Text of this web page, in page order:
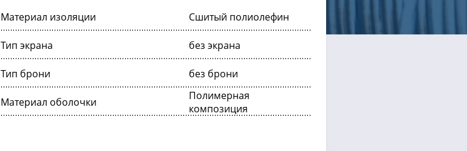
Материал изоляции Сшитый полиолефин
Тип экрана без экрана
Тип брони без брони
Материал оболочки
Полимерная
композиция